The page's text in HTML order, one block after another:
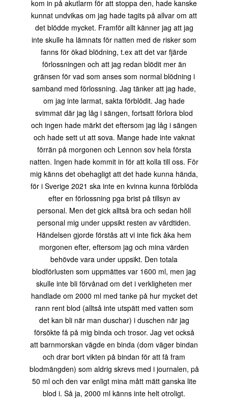
kom in på akutlarm för att stoppa den, hade kanske
kunnat undvikas om jag hade tagits på allvar om att
det blödde mycket. Framför allt känner jag att jag
inte skulle ha lämnats för natten med de risker som
fanns för ökad blödning, t.ex att det var fjärde
förlossningen och att jag redan blödit mer än
gränsen för vad som anses som normal blödning i
samband med förlossning. Jag tänker att jag hade,
om jag inte larmat, sakta förblödit. Jag hade
svimmat där jag låg i sängen, fortsatt förlora blod
och ingen hade märkt det eftersom jag låg i sängen
och hade sett ut att sova. Mange hade inte vaknat
förrän på morgonen och Lennon sov hela första
natten. Ingen hade kommit in för att kolla till oss. För
mig känns det obehagligt att det hade kunna hända,
för i Sverige 2021 ska inte en kvinna kunna förblöda
efter en förlossning pga brist på tillsyn av
personal. Men det gick alltså bra och sedan höll
personal mig under uppsikt resten av vårdtiden.
Händelsen gjorde förstås att vi inte fick åka hem
morgonen efter, eftersom jag och mina värden
behövde vara under uppsikt. Den totala
blodförlusten som uppmättes var 1600 ml, men jag
skulle inte bli förvånad om det i verkligheten mer
handlade om 2000 ml med tanke på hur mycket det
rann rent blod (alltså inte utspätt med vatten som
det kan bli när man duschar) i duschen när jag
försökte få på mig binda och trosor. Jag vet också
att barnmorskan vägde en binda (dom väger bindan
och drar bort vikten på bindan för att få fram
blodmängden) som aldrig skrevs med i journalen, på
50 ml och den var enligt mina mått mätt ganska lite
blod i. Så ja, 2000 ml känns inte helt otroligt.